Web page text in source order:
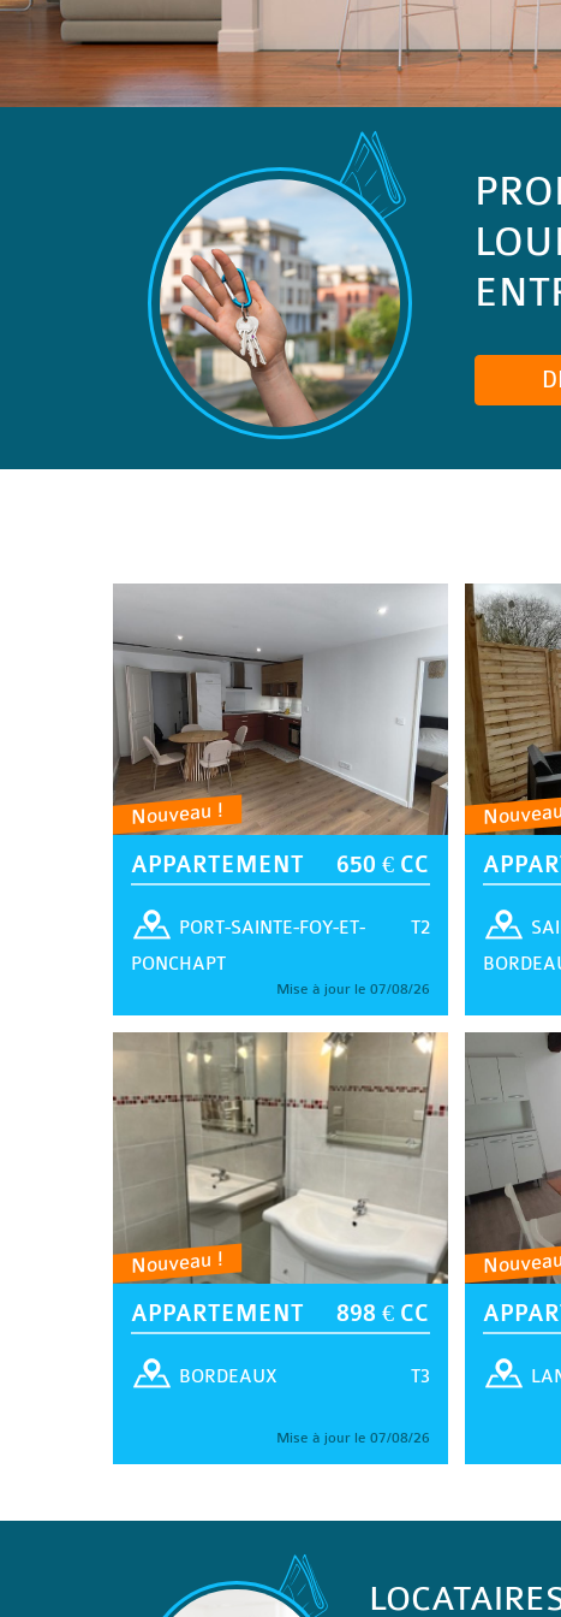
Nouveau !
APPARTEMENT 650 € CC
T2
PORT-SAINTE-FOY-ET-
PONCHAPT
Mise à jour le 07/08/26
Nouveau !
APPARTEMENT 898 € CC
T3
BORDEAUX
Mise à jour le 07/08/26